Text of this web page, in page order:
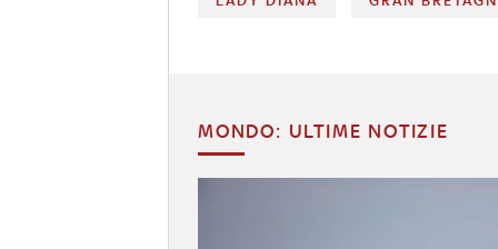
MONDO: ULTIME NOTIZIE